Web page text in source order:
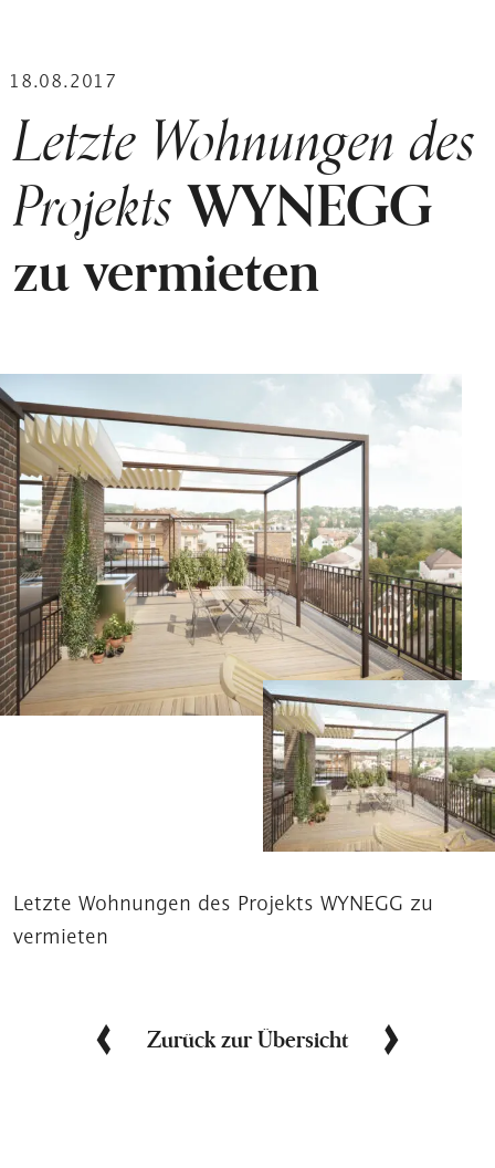
Letzte Wohnungen des
Projekts WYNEGG
zu vermieten
18.08.2017
Letzte Wohnungen des Projekts WYNEGG zu
vermieten
Zurück zur Übersicht